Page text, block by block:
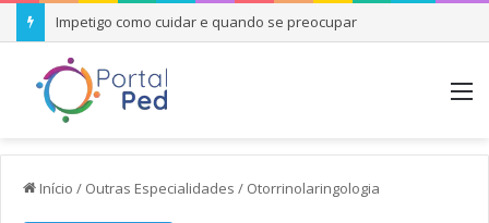
Impetigo como cuidar e quando se preocupar
Início / Outras Especialidades / Otorrinolaringologia